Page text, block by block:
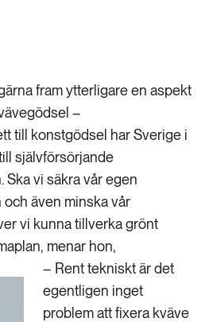
fram ytterligare en aspekt
–
till konstgödsel har Sverige i
självförsörjande
Ska vi säkra vår egen
även minska vår
vi kunna tillverka grönt
menar hon,
– Rent tekniskt är det
egentligen inget
problem att fixera kväve